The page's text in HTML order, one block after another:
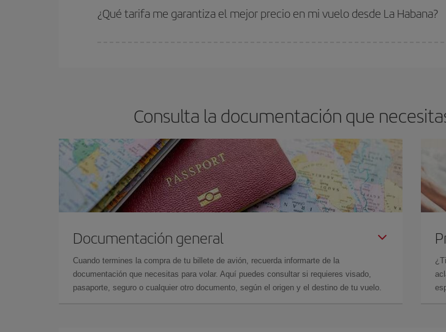
estén disponibles o se vayan agotando. Por eso, comprar con antelación es
fundamental para
¿Qué tarifa me garantiza el mejor precio en mi vuelo desde La Habana?
Consulta la documentación que
Documentación general
Cuando termines la compra de tu billete de avión, recuerda informarte de la
documentación que necesitas para volar. Aquí puedes consultar si requieres visado,
pasaporte, seguro o cualquier otro documento, según el origen y el destino de tu vuelo.